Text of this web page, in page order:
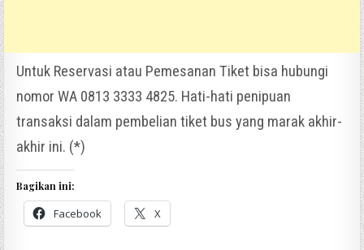
Untuk Reservasi atau Pemesanan Tiket bisa hubungi
nomor WA 0813 3333 4825. Hati-hati penipuan
transaksi dalam pembelian tiket bus yang marak akhir-
akhir ini. (*)
Bagikan ini:
Facebook X